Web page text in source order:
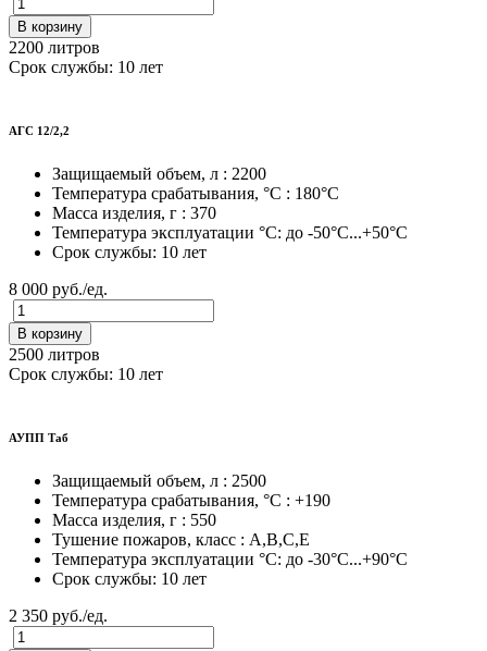
В корзину
2200 литров
Срок службы: 10 лет
АГС 12/2,2
Защищаемый объем, л : 2200
Температура срабатывания, °C : 180°С
Масса изделия, г : 370
Температура эксплуатации °C: до -50°C...+50°C
Срок службы: 10 лет
8 000 руб./ед.
В корзину
2500 литров
Срок службы: 10 лет
АУПП Таб
Защищаемый объем, л : 2500
Температура срабатывания, °C : +190
Масса изделия, г : 550
Тушение пожаров, класс : A,B,C,E
Температура эксплуатации °C: до -30°C...+90°C
Срок службы: 10 лет
2 350 руб./ед.